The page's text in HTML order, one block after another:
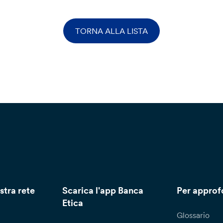
TORNA ALLA LISTA
rete
Scarica l'app Banca
Etica
Per
Glossario